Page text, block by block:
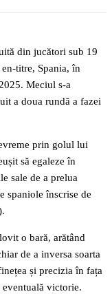
din jucători sub 19
titre, Spania, în
Meciul s-a
a doua rundă a fazei
prin golul lui
să egaleze în
sale de a prelua
spaniole înscrise de
o bară, arătând
de a inversa soarta
și precizia în fața
victorie.